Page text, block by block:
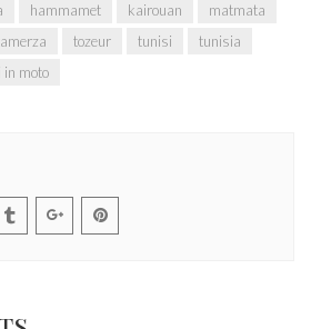
hammamet kairouan
matmata
tozeur tunisi
tunisia
in moto